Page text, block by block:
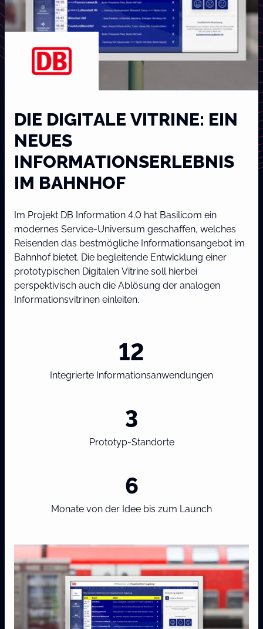
DIE DIGITALE VITRINE: EIN
NEUES
INFORMATIONSERLEBNIS
IM BAHNHOF
Im Projekt DB Information 4.0 hat Basilicom ein
modernes Service-Universum geschaffen, welches
Reisenden das bestmögliche Informationsangebot im
Bahnhof bietet. Die begleitende Entwicklung einer
prototypischen Digitalen Vitrine soll hierbei
perspektivisch auch die Ablösung der analogen
Informationsvitrinen einleiten.
12
Integrierte Informationsanwendungen
3
Prototyp-Standorte
6
Monate von der Idee bis zum Launch